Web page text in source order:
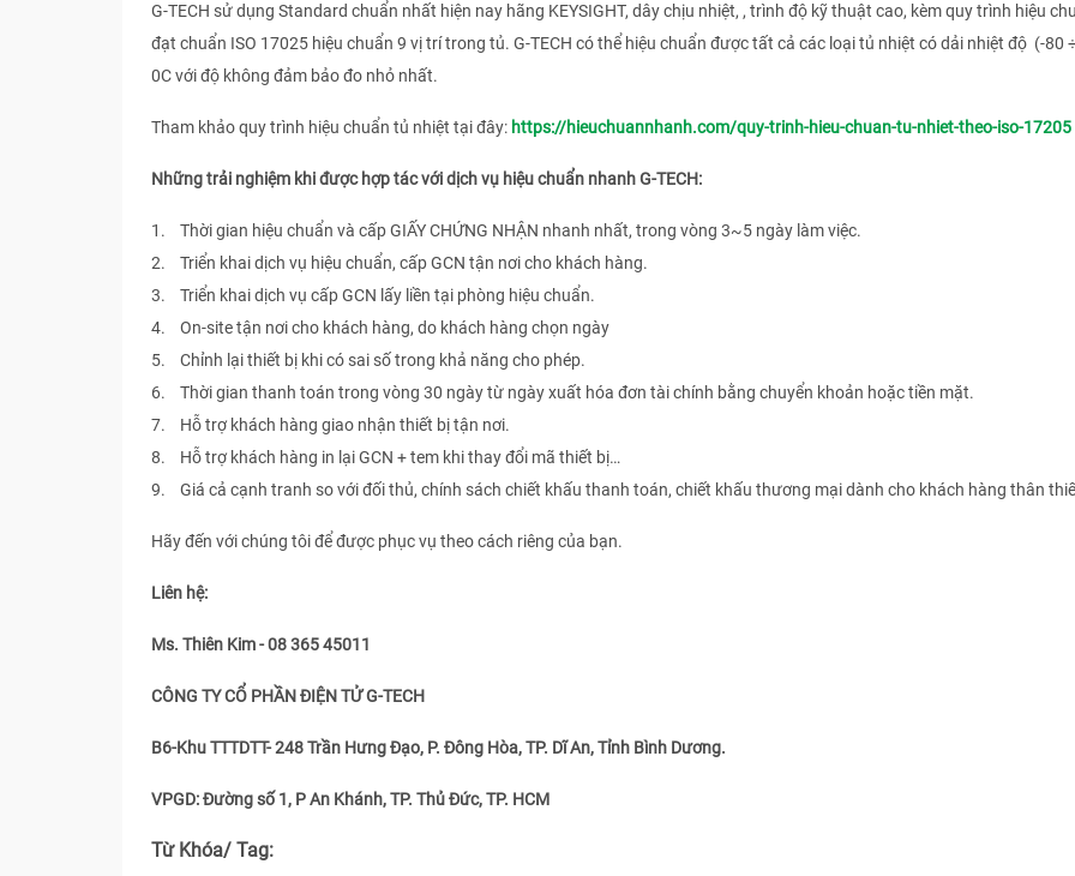
G-TECH sử dụng Standard chuẩn nhất hiện nay hãng KEYSIGHT, dây chịu nhiệt, , trình độ kỹ thuật cao, kèm quy trình hiệu
đạt chuẩn ISO 17025 hiệu chuẩn 9 vị trí trong tủ. G-TECH có thể hiệu chuẩn được tất cả các loại tủ nhiệt có dải nhiệt độ (-80
0C với độ không đảm bảo đo nhỏ nhất.
Tham khảo quy trình hiệu chuẩn tủ nhiệt tại đây: https://hieuchuannhanh.com/quy-trinh-hieu-chuan-tu-nhiet-theo-iso-17205
Những trải nghiệm khi được hợp tác với dịch vụ hiệu chuẩn nhanh G-TECH:
1. Thời gian hiệu chuẩn và cấp GIẤY CHỨNG NHẬN nhanh nhất, trong vòng 3~5 ngày làm việc.
2. Triển khai dịch vụ hiệu chuẩn, cấp GCN tận nơi cho khách hàng.
3. Triển khai dịch vụ cấp GCN lấy liền tại phòng hiệu chuẩn.
4. On-site tận nơi cho khách hàng, do khách hàng chọn ngày
5. Chỉnh lại thiết bị khi có sai số trong khả năng cho phép.
6. Thời gian thanh toán trong vòng 30 ngày từ ngày xuất hóa đơn tài chính bằng chuyển khoản hoặc tiền mặt.
7. Hỗ trợ khách hàng giao nhận thiết bị tận nơi.
8. Hỗ trợ khách hàng in lại GCN + tem khi thay đổi mã thiết bị…
9. Giá cả cạnh tranh so với đối thủ, chính sách chiết khấu thanh toán, chiết khấu thương mại dành cho khách hàng thân
Hãy đến với chúng tôi để được phục vụ theo cách riêng của bạn.
Liên hệ:
Ms. Thiên Kim - 08 365 45011
CÔNG TY CỔ PHẦN ĐIỆN TỬ G-TECH
B6-Khu TTTDTT- 248 Trần Hưng Đạo, P. Đông Hòa, TP. Dĩ An, Tỉnh Bình Dương.
VPGD: Đường số 1, P An Khánh, TP. Thủ Đức, TP. HCM
Từ Khóa/ Tag: